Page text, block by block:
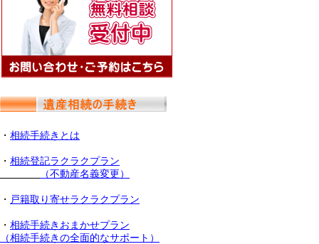
・ 相続手続きとは
・ 相続登記ラクラクプラン
（不動産名義変更）
・ 戸籍取り寄せラクラクプラン
・ 相続手続きおまかせプラン
（相続手続きの全面的なサポート）